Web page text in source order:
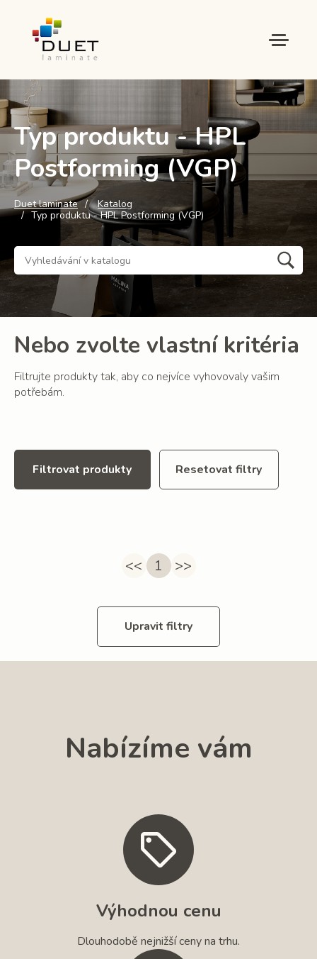
Typ produktu - HPL
Postforming (VGP)
Duet laminate
Katalog
Typ produktu - HPL Postforming (VGP)
Nebo zvolte vlastní kritéria
Filtrujte produkty tak, aby co nejvíce vyhovovaly vašim
potřebám.
Filtrovat produkty Resetovat filtry
<< 1 >>
Upravit filtry
Nabízíme vám
Výhodnou cenu
Dlouhodobě nejnižší ceny na trhu.